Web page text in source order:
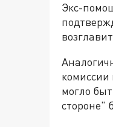
Экс-
комиссии
могло
стороне"